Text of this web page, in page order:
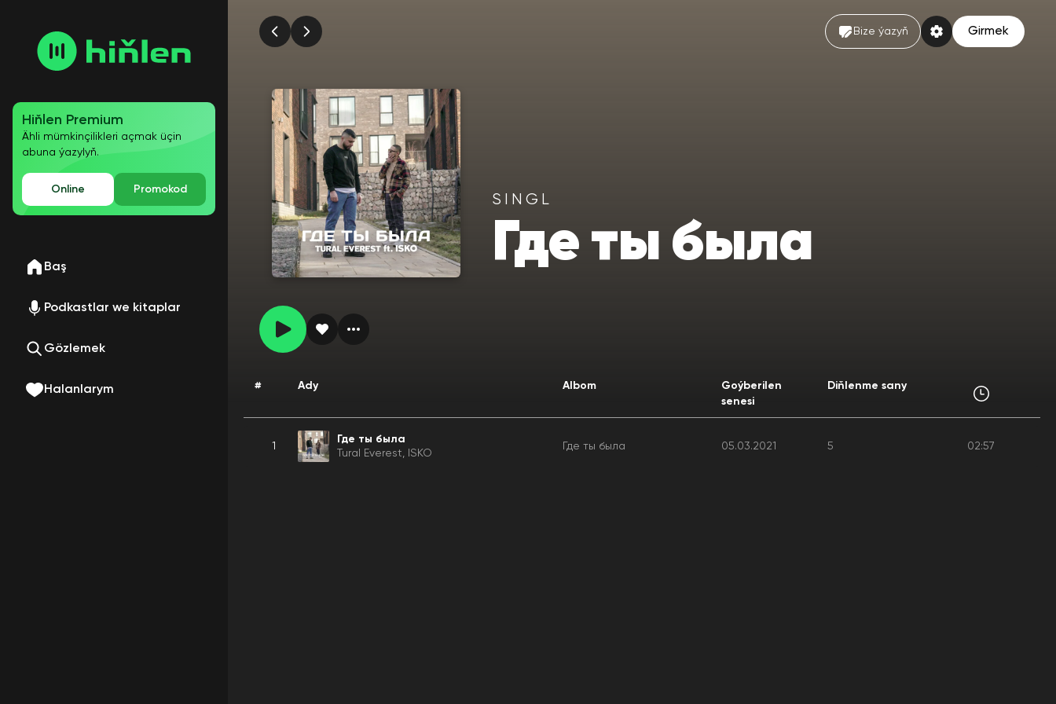
Hiňlen Premium
Ähli mümkinçilikleri açmak üçin
abuna ýazylyň.
Online Promokod
Baş
Podkastlar we kitaplar
Gözlemek
Halanlarym
Bize ýazyň Girmek
SINGL
Где ты была
# Ady Albom
Goýberilen
senesi
Diňlenme sany
1
Где ты была
Tural Everest
ISKO
Где ты была 05.03.2021 5 02:57